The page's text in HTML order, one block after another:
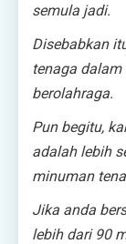
semula jadi.
Disebabkan
tenaga
berolahraga.
Pun begitu,
adalah lebih
minuman
Jika anda
lebih dari 90